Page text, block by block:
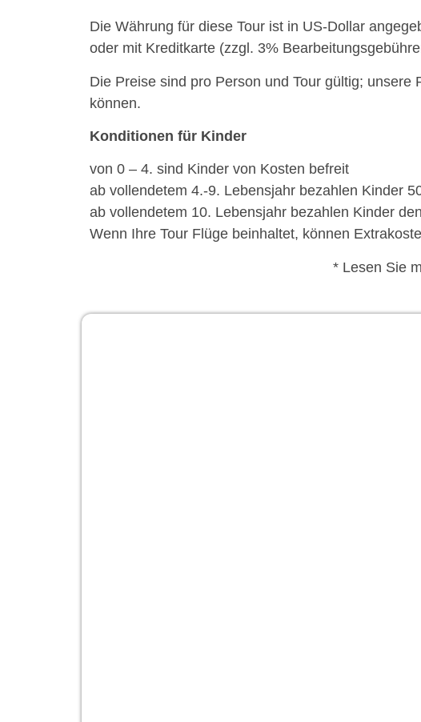
Die Währung für diese Tour ist in US-Dollar
oder mit Kreditkarte (zzgl. 3%
Die Preise sind pro Person und Tour gültig;
können.
Konditionen für Kinder
von 0 – 4. sind Kinder von Kosten befreit
ab vollendetem 4.-9. Lebensjahr bezahlen Kinder
ab vollendetem 10. Lebensjahr bezahlen Kinder
Wenn Ihre Tour Flüge beinhaltet, können
* Lesen Sie